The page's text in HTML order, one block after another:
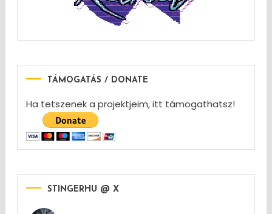
TÁMOGATÁS / DONATE
Ha tetszenek a projektjeim, itt támogathatsz!
STINGERHU @ X